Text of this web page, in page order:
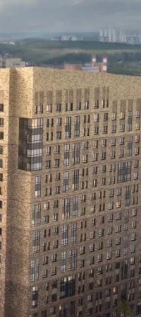
Сохранить и закрыть